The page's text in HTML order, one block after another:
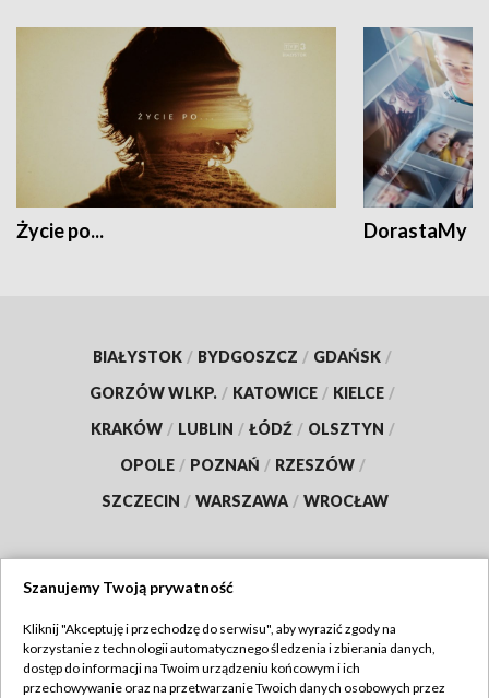
Życie po... DorastaMy
BIAŁYSTOK / BYDGOSZCZ / GDAŃSK /
GORZÓW WLKP. / KATOWICE / KIELCE /
KRAKÓW / LUBLIN / ŁÓDŹ / OLSZTYN /
OPOLE / POZNAŃ / RZESZÓW /
SZCZECIN / WARSZAWA / WROCŁAW
TVP
Abonament TVP
Szanujemy Twoją prywatność
Kliknij "Akceptuję i przechodzę do serwisu", aby wyrazić zgody na
korzystanie z technologii automatycznego śledzenia i zbierania danych,
dostęp do informacji na Twoim urządzeniu końcowym i ich
przechowywanie oraz na przetwarzanie Twoich danych osobowych przez